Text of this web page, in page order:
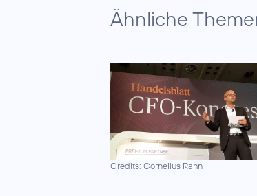
Ähnliche
Credits: Cornelius Rahn